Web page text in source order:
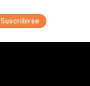
Suscribirse